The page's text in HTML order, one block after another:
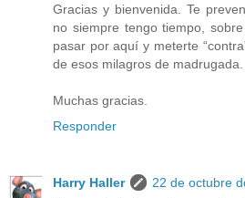
Gracias y bienvenida. Te
no siempre tengo tiempo,
pasar por aquí y meterte
de esos milagros de madrugada.
Muchas gracias.
Responder
Harry Haller
22 de octubre